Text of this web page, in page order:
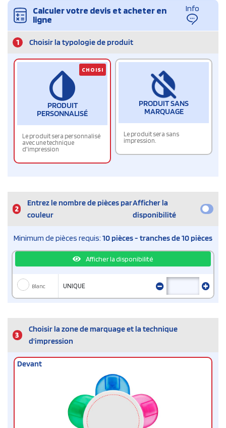
Calculer votre devis et acheter en
ligne
Info
1 Choisir la typologie de produit
PRODUIT
PERSONNALISÉ
Le produit sera personnalisé
avec une technique
d'impression
CHOISI
PRODUIT SANS
MARQUAGE
Le produit sera sans
impression.
2
Entrez le nombre de pièces par
couleur
Afficher la
disponibilité
Minimum de pièces requis: 10 pièces - tranches de 10 pièces
Afficher la disponibilité
Blanc UNIQUE
3
Choisir la zone de marquage et la technique
d'impression
Devant